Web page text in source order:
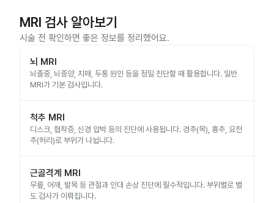
MRI 검사 알아보기
시술 전 확인하면 좋은 정보를 정리했어요.
뇌 MRI
뇌졸중, 뇌종양, 치매, 두통 원인 등을 정밀 진단할 때 활용합니다. 일반
MRI가 기본 검사입니다.
척추 MRI
디스크, 협착증, 신경 압박 등의 진단에 사용됩니다. 경추(목), 흉추, 요천
추(허리)로 부위가 나뉩니다.
근골격계 MRI
무릎, 어깨, 발목 등 관절과 인대 손상 진단에 필수적입니다. 부위별로 별
도 검사가 이뤄집니다.